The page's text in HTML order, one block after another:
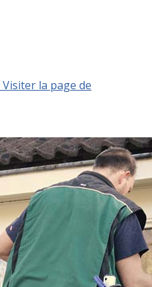
Visiter la page de